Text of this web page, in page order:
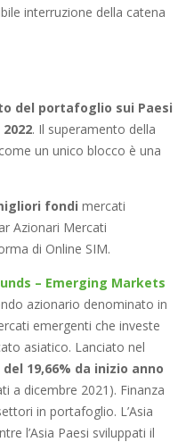
interruzione della catena
del portafoglio sui Paesi
. Il superamento della
un unico blocco è una
fondi mercati
Azionari Mercati
di Online SIM.
– Emerging Markets
azionario denominato in
emergenti che investe
asiatico. Lanciato nel
19,66% da inizio anno
a dicembre 2021). Finanza
in portafoglio. L’Asia
l’Asia Paesi sviluppati il